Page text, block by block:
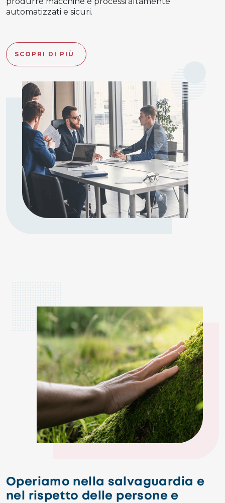
automatizzati e sicuri.
SCOPRI DI PIÙ
Operiamo nella salvaguardia e
nel rispetto delle persone e